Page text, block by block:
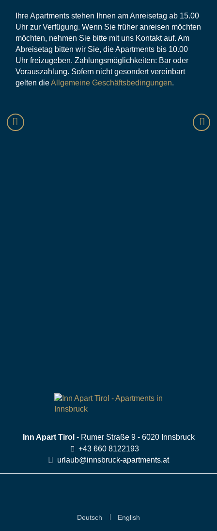
Ihre Apartments stehen Ihnen am Anreisetag ab 15.00
Uhr zur Verfügung. Wenn Sie früher anreisen möchten
möchten, nehmen Sie bitte mit uns Kontakt auf. Am
Abreisetag bitten wir Sie, die Apartments bis 10.00
Uhr freizugeben. Zahlungsmöglichkeiten: Bar oder
Vorauszahlung. Sofern nicht gesondert vereinbart
gelten dieAllgemeine Geschäftsbedingungen.
Inn Apart Tirol - Rumer Straße 9 - 6020 Innsbruck
+43 660 8122193
urlaub@innsbruck-apartments.at
Deutsch
English